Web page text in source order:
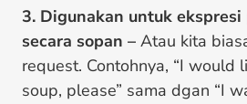
3. Digunakan untuk
secara sopan – Atau kita
request. Contohnya, “I would
soup, please” sama dgan “I